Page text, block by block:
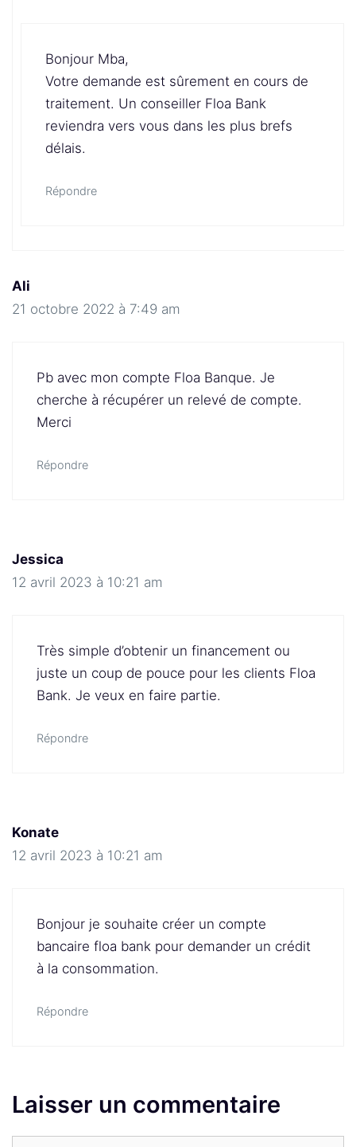
Bonjour Mba,
Votre demande est sûrement en cours de
traitement. Un conseiller Floa Bank
reviendra vers vous dans les plus brefs
délais.
Répondre
Ali
21 octobre 2022 à 7:49 am
Pb avec mon compte Floa Banque. Je
cherche à récupérer un relevé de compte.
Merci
Répondre
Jessica
12 avril 2023 à 10:21 am
Très simple d’obtenir un financement ou
juste un coup de pouce pour les clients Floa
Bank. Je veux en faire partie.
Répondre
Konate
12 avril 2023 à 10:21 am
Bonjour je souhaite créer un compte
bancaire floa bank pour demander un crédit
à la consommation.
Répondre
Laisser un commentaire